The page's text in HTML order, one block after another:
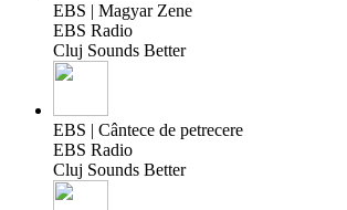
EBS | Magyar Zene
EBS Radio
Cluj Sounds Better
EBS | Cântece de petrecere
EBS Radio
Cluj Sounds Better